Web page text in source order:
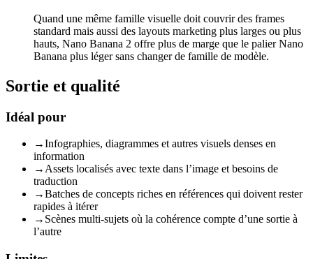
Quand une même famille visuelle doit couvrir des frames
standard mais aussi des layouts marketing plus larges ou plus
hauts, Nano Banana 2 offre plus de marge que le palier Nano
Banana plus léger sans changer de famille de modèle.
Sortie et qualité
Idéal pour
→Infographies, diagrammes et autres visuels denses en
information
→ Assets localisés avec texte dans l’image et besoins de
traduction
→Batches de concepts riches en références qui doivent rester
rapides à itérer
→ Scènes multi-sujets où la cohérence compte d’une sortie à
l’autre